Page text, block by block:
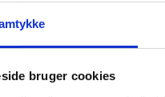
bruger cookies